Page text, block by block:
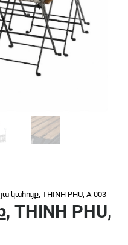
կահույք, THINH PHU, A-003
THINH PHU,